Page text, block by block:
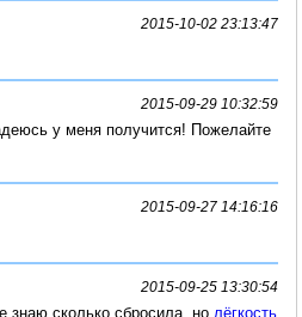
2015-10-02 23:13:47
2015-09-29 10:32:59
у меня получится! Пожелайте
2015-09-27 14:16:16
2015-09-25 13:30:54
знаю сколько сбросила, но лёгкость